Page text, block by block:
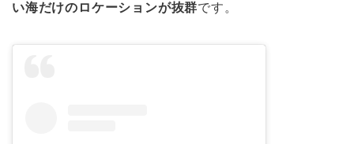
い海だけのロケーションが抜群です。